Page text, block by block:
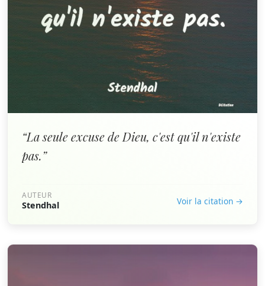
“La seule excuse de Dieu, c'est qu'il n'existe
pas.”
AUTEUR
Stendhal Voir la citation →